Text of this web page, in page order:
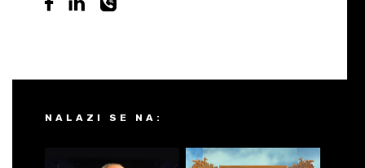
NALAZI SE NA: